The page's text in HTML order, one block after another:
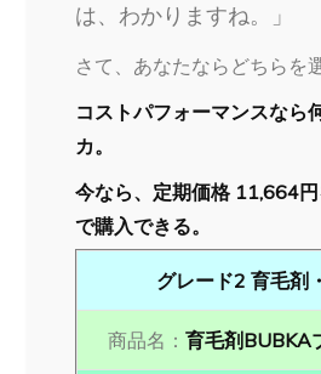
は、わかりますね。」
さて、あなたならどちらを
コストパフォーマンスなら
カ。
今なら、定期価格 11,664
で購入できる。
グレード2 育毛剤
商品名：育毛剤BUBKA